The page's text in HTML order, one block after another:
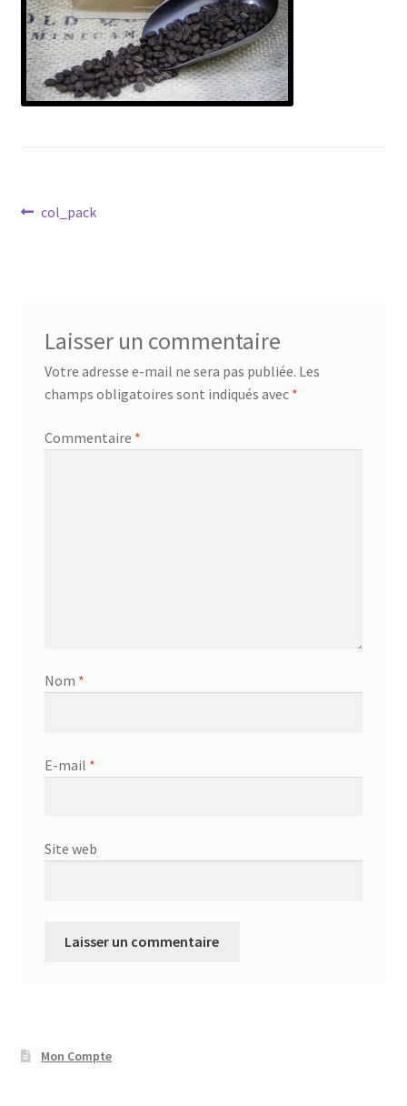
Navigation
Article
col_pack
Laisser un commentaire
Votre adresse e-mail ne sera pas publiée. Les
champs obligatoires sont indiqués avec *
Commentaire *
Nom *
E-mail *
Site web
Mon Compte